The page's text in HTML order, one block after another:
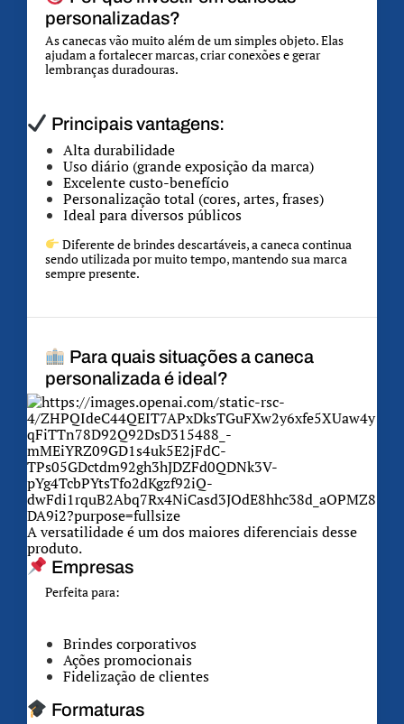
personalizadas?
As canecas vão muito além de um simples objeto. Elas
ajudam a fortalecer marcas, criar conexões e gerar
lembranças duradouras.
Principais vantagens:
Alta durabilidade
Uso diário (grande exposição da marca)
Excelente custo-benefício
Personalização total (cores, artes, frases)
Ideal para diversos públicos
Diferente de brindes descartáveis, a caneca continua
sendo utilizada por muito tempo, mantendo sua marca
sempre presente.
Para quais situações a caneca
personalizada é ideal?
A versatilidade é um dos maiores diferenciais desse
produto.
Empresas
Perfeita para:
Brindes corporativos
Ações promocionais
Fidelização de clientes
Formaturas